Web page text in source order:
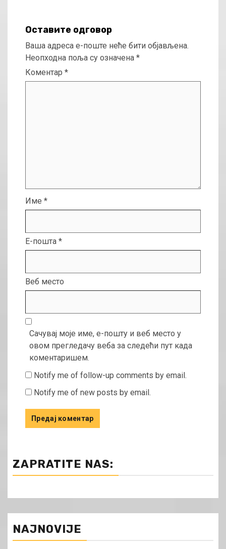
Оставите одговор
Ваша адреса е-поште неће бити објављена.
Неопходна поља су означена *
Коментар *
Име *
Е-пошта *
Веб место
Сачувај моје име, е-пошту и веб место у
овом прегледачу веба за следећи пут када
коментаришем.
Notify me of follow-up comments by email.
Notify me of new posts by email.
ZAPRATITE NAS:
NAJNOVIJE